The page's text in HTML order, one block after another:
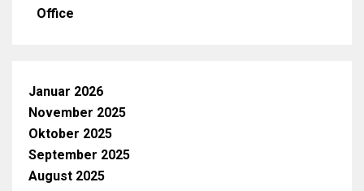
Office
Januar 2026
November 2025
Oktober 2025
September 2025
August 2025